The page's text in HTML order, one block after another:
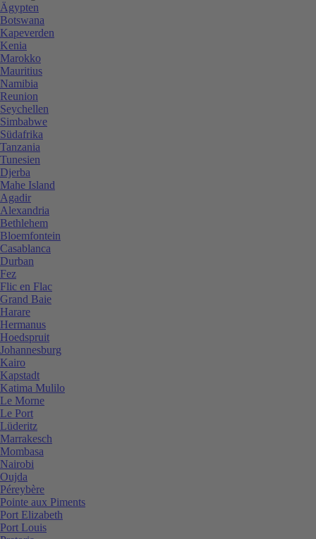
Ägypten
Botswana
Kapeverden
Kenia
Marokko
Mauritius
Namibia
Reunion
Seychellen
Simbabwe
Südafrika
Tanzania
Tunesien
Djerba
Mahe Island
Agadir
Alexandria
Bethlehem
Bloemfontein
Casablanca
Durban
Fez
Flic en Flac
Grand Baie
Harare
Hermanus
Hoedspruit
Johannesburg
Kairo
Kapstadt
Katima Mulilo
Le Morne
Le Port
Lüderitz
Marrakesch
Mombasa
Nairobi
Oujda
Péreybère
Pointe aux Piments
Port Elizabeth
Port Louis